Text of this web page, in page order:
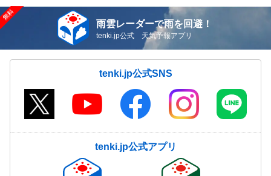
雨雲レーダーで雨を回避！
tenki.jp公式 天気予報アプリ
tenki.jp公式SNS
tenki.jp公式アプリ